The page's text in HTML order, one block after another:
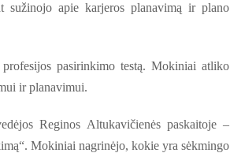
sužinojo apie karjeros planavimą ir plano
pasirinkimo testą. Mokiniai atliko
ir planavimui.
Reginos Altukavičienės paskaitoje –
Mokiniai nagrinėjo, kokie yra sėkmingo